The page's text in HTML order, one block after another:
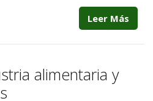
Leer Más
alimentaria y